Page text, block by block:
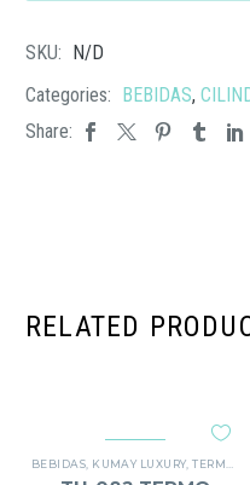
SKU: N/D
Categories: BEBIDAS,
Share:
RELATED
BEBIDAS KUMAY LUXURY ,TERMO METÁLICO